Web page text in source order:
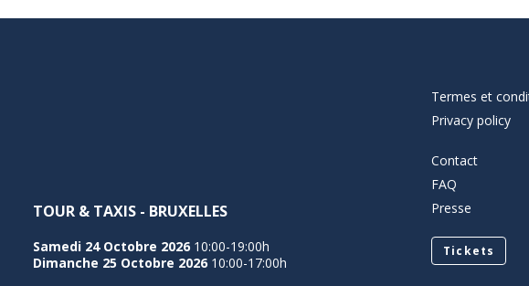
TOUR & TAXIS - BRUXELLES
Samedi 24 Octobre 2026 10:00-19:00h
Dimanche 25 Octobre 2026 10:00-17:00h
Termes et
Privacy policy
Contact
FAQ
Presse
Tickets